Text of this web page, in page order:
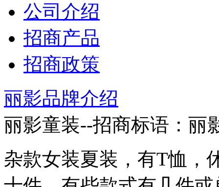
公司介绍
招商产品
招商政策
丽影品牌介绍
丽影童装--招商标语： 丽
杂款女装夏装，有T恤，